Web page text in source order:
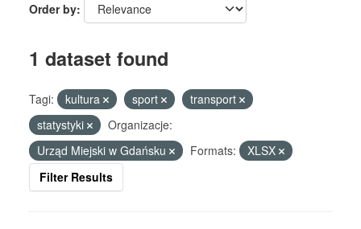
Order by
1 dataset found
Tagi: kultura sport
transport
statystyki
Organizacje:
Urząd Miejski w Gdańsku
Formats:
XLSX
Filter Results